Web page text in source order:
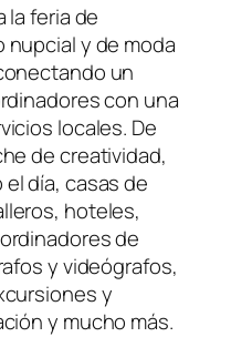
la feria de
y de moda
un
con una
locales. De
de creatividad,
día, casas de
hoteles,
de
y videógrafos,
y
y mucho más.